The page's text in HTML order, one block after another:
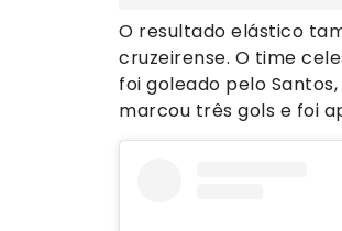
O resultado elástico
cruzeirense. O time
foi goleado pelo
marcou três gols e foi